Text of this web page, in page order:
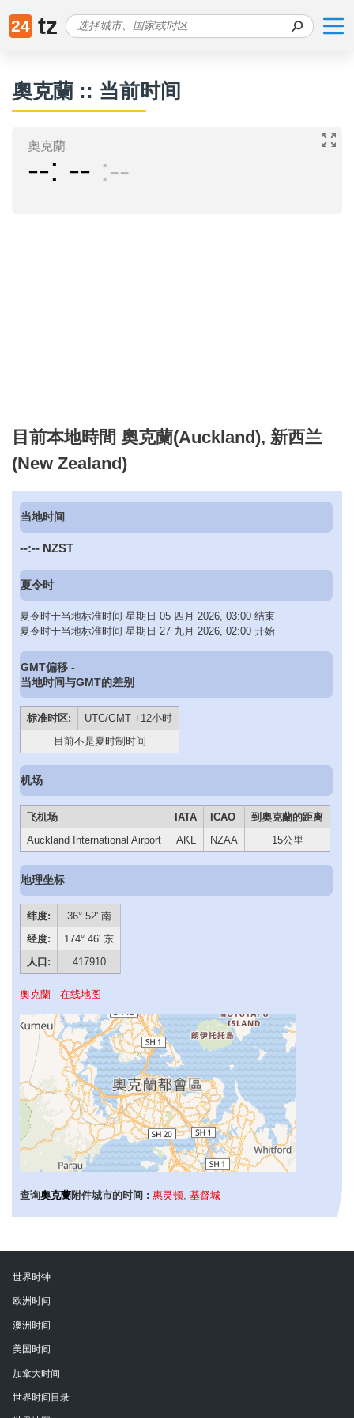
24 tz
奧克蘭 :: 当前时间
奧克蘭
-- -- --
目前本地時間 奧克蘭(Auckland), 新西兰
(New Zealand)
当地时间
--:-- NZST
夏令时
夏令时于当地标准时间 星期日 05 四月 2026, 03:00 结束
夏令时于当地标准时间 星期日 27 九月 2026, 02:00 开始
GMT偏移 -
当地时间与GMT的差别
标准时区:
UTC/GMT +12小时
目前不是夏时制时间
机场
飞机场 IATA ICAO
到奧克蘭的距离
Auckland International Airport
AKL NZAA 15公里
地理坐标
纬度:
36° 52' 南
经度:
174° 46' 东
人口:
417910
奧克蘭 - 在线地图
查询奧克蘭附件城市的时间 : 惠灵顿, 基督城
世界时钟
欧洲时间
澳洲时间
美国时间
加拿大时间
世界时间目录